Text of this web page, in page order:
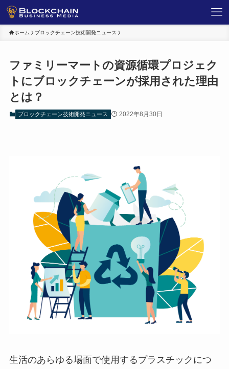
ホーム ブロックチェーン技術開発ニュース
ファミリーマートの資源循環プロジェク
トにブロックチェーンが採用された理由
とは？
ブロックチェーン技術開発ニュース 2022年8月30日
生活のあらゆる場面で使用するプラスチックにつ